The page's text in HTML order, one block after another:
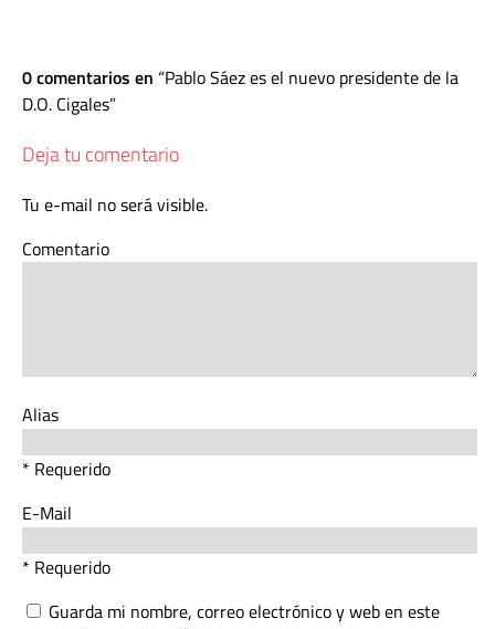
0 comentarios en Pablo Sáez es el nuevo presidente de la
D.O. Cigales
Deja tu comentario
Tu e-mail no será visible.
Comentario
Alias
* Requerido
E-Mail
* Requerido
Guarda mi nombre, correo electrónico y web en este